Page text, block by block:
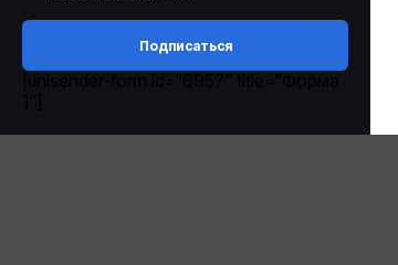
Подписаться